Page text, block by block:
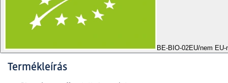
BE-BIO-02EU/nem
Termékleírás